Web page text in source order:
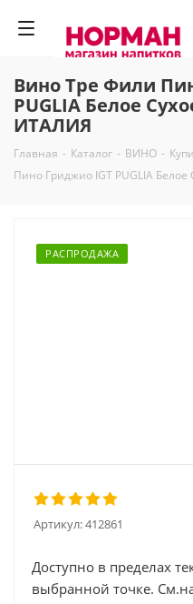
Вино Тре Фили
PUGLIA Белое
ИТАЛИЯ
Главная - Каталог - ВИНО -
Пино Гриджио IGT PUGLIA
РАСПРОДАЖА
Артикул:412861
Доступно в пределах
выбранной точке.